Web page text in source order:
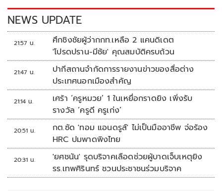
k k
NEWS UPDATE
21:57 น.
ศึกชิงชัยผู้ว่ากกท.เหลือ 2 แคนดิเดต
'โปรดปราน-มีชัย' คุณสมบัติครบถ้วน
21:47 น.
ปากีสถานจำกัดการรายงานข่าวของสื่อต่าง
ประเทศนอกเมืองสำคัญ
21:14 น.
เศร้า ‘ครูหมวย’ 1 ในเหยื่อกราดยิง เพิ่งรับ
รางวัล ‘ครูดี ครูเก่ง’
20:51 น.
กต.ซัด 'ทอม แอนดรูส์' ไม่เป็นมืออาชีพ จ่อร้อง
HRC ปมพาดพิงไทย
20:31 น.
'ยศชนัน' รุดบริจาคเลือดช่วยผู้บาดเจ็บเหตุยิง
รร.เทพศิรินทร์ ชวนประชาชนร่วมบริจาค